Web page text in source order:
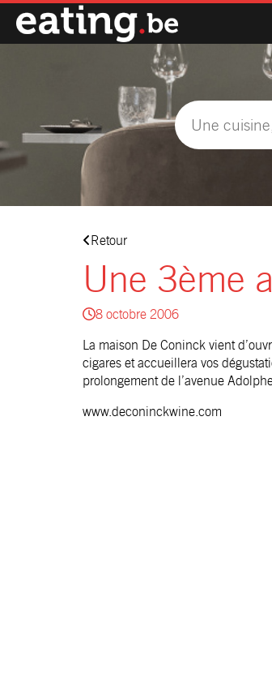
Retour
Une 3ème
8 octobre 2006
La maison De Coninck vient
cigares et accueillera vos
prolongement de l’avenue
www.deconinckwine.com